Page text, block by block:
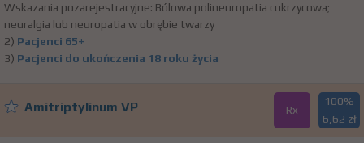
Wskazania pozarejestracyjne: Bólowa polineuropatia cukrzycowa;
neuralgia lub neuropatia w obrębie twarzy
2) Pacjenci 65+
3) Pacjenci do ukończenia 18 roku życia
Amitriptylinum VP Rx
100%
6,62 zł